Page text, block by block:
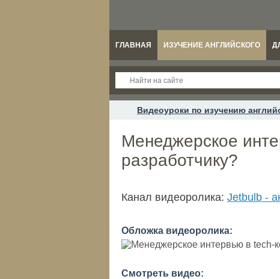
ГЛАВНАЯ ИЗУЧЕНИЕ АНГЛИЙСКОГО
Видеоуроки по изучению
Менеджерское
разработчику?
Канал видеоролика: Jetbulb -
Обложка видеоролика:
Смотреть видео: